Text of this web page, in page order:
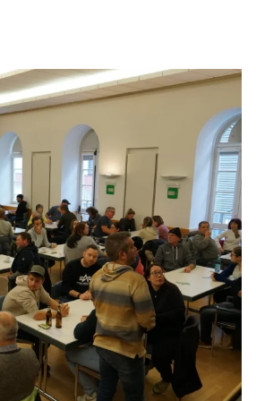
Bäuerinnen lernen
